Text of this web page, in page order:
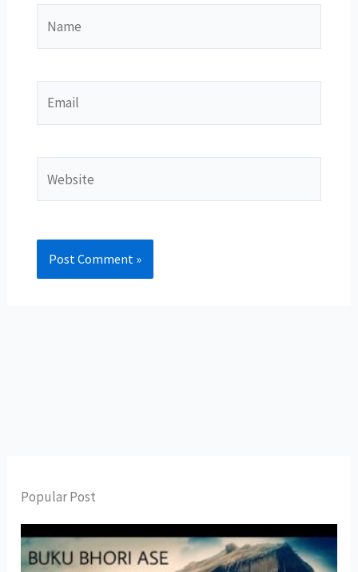
Popular Post